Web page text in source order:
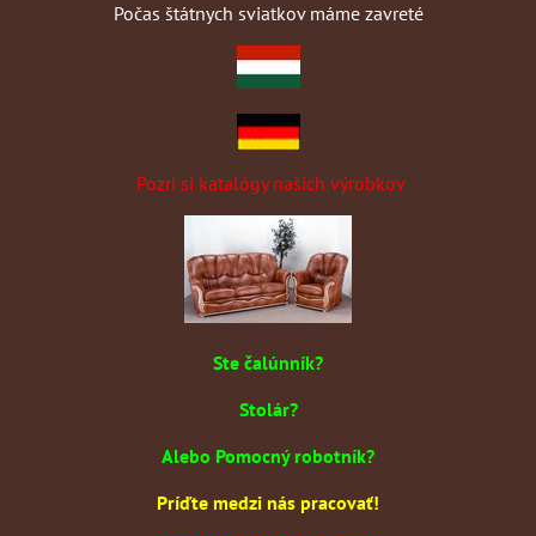
Počas štátnych sviatkov máme zavreté
Pozri si katalógy našich výrobkov
Ste čalúnník?
Stolár?
Alebo Pomocný robotník?
Príďte medzi nás pracovať!